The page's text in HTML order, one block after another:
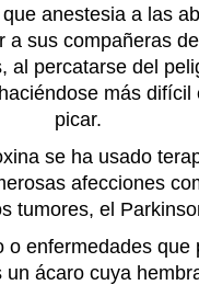
anestesia a las
a sus compañeras
al percatarse del
más
picar.
se ha usado
afecciones
tumores, el
o enfermedades que
ácaro cuya